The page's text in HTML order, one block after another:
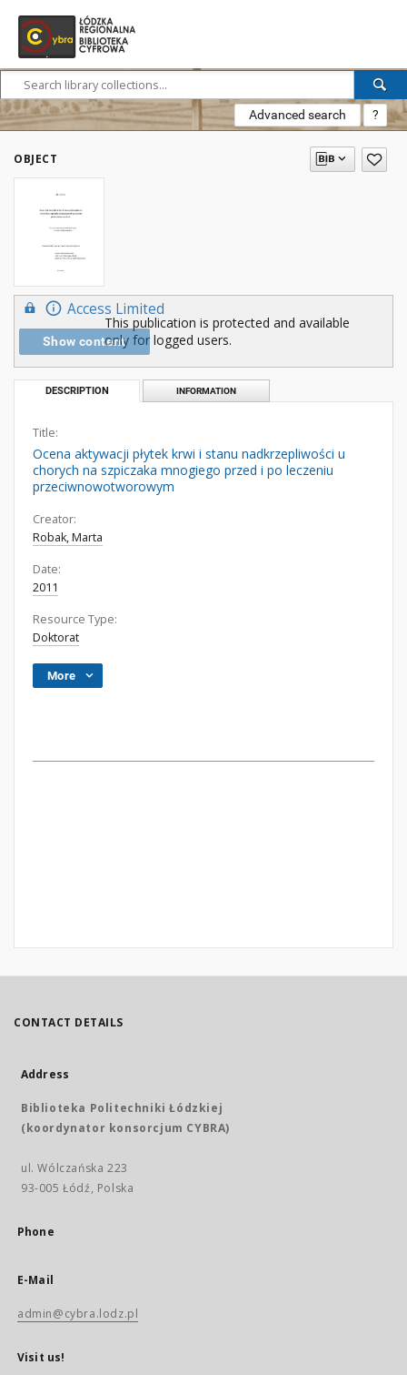
Advanced search ?
OBJECT
Access Limited
Show content
This publication is protected and available
only for logged users.
DESCRIPTION INFORMATION
Title:
Ocena aktywacji płytek krwi i stanu nadkrzepliwości u
chorych na szpiczaka mnogiego przed i po leczeniu
przeciwnowotworowym
Creator:
Robak, Marta
Date:
2011
Resource Type:
Doktorat
More
CONTACT DETAILS
Address
Biblioteka Politechniki Łódzkiej
(koordynator konsorcjum CYBRA)
ul. Wólczańska 223
93-005 Łódź, Polska
Phone
E-Mail
admin@cybra.lodz.pl
Visit us!